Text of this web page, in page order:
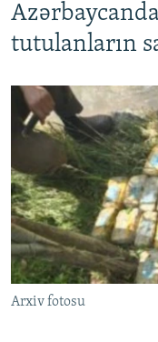
tutulanların
Arxiv fotosu